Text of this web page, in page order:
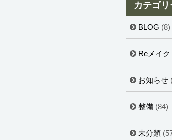
カテゴリ
BLOG (8)
Reメイク
お知らせ
整備(84)
未分類